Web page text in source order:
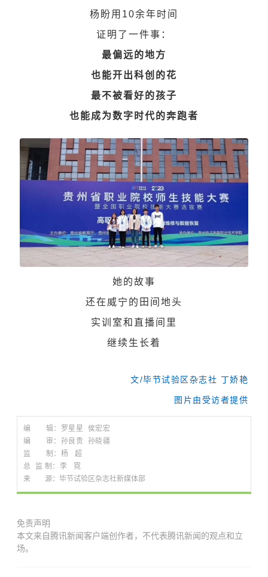
杨盼用10余年时间
证明了一件事：
最偏远的地方
也能开出科创的花
最不被看好的孩子
也能成为数字时代的奔跑者
她的故事
还在威宁的田间地头
实训室和直播间里
继续生长着
文/毕节试验区杂志社 丁娇艳
图片由受访者提供
编 辑：罗星星 侯宏宏
编 审：孙良贵 孙晓疆
监 制：杨 超
总 监 制：李 霓
来 源：毕节试验区杂志社新媒体部
免责声明
本文来自腾讯新闻客户端创作者，不代表腾讯新闻的观点和立
场。